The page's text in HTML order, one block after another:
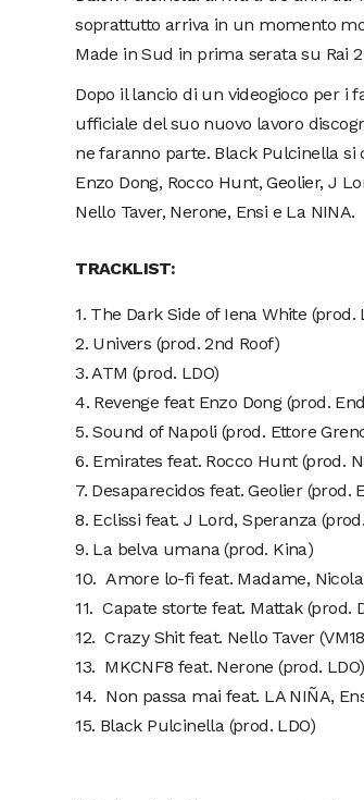
soprattutto arriva in un momento
Made in Sud in prima serata su Rai
Dopo il lancio di un videogioco per i
ufficiale del suo nuovo lavoro
ne faranno parte. Black Pulcinella si
Enzo Dong, Rocco Hunt, Geolier, J
Nello Taver, Nerone, Ensi e La NINA.
TRACKLIST:
1. The Dark Side of Iena White (prod.
2. Univers (prod. 2nd Roof)
3. ATM (prod. LDO)
4. Revenge feat Enzo Dong (prod.
5. Sound of Napoli (prod. Ettore
6. Emirates feat. Rocco Hunt (prod.
7. Desaparecidos feat. Geolier (prod.
8. Eclissi feat. J Lord, Speranza
9. La belva umana (prod. Kina)
10. Amore lo-fi feat. Madame,
11. Capate storte feat. Mattak (prod.
12. Crazy Shit feat. Nello Taver
13. MKCNF8 feat. Nerone (prod. LDO)
14. Non passa mai feat. LA NIÑA,
15. Black Pulcinella (prod. LDO)